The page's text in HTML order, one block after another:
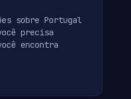
sobre Portugal
precisa
encontra